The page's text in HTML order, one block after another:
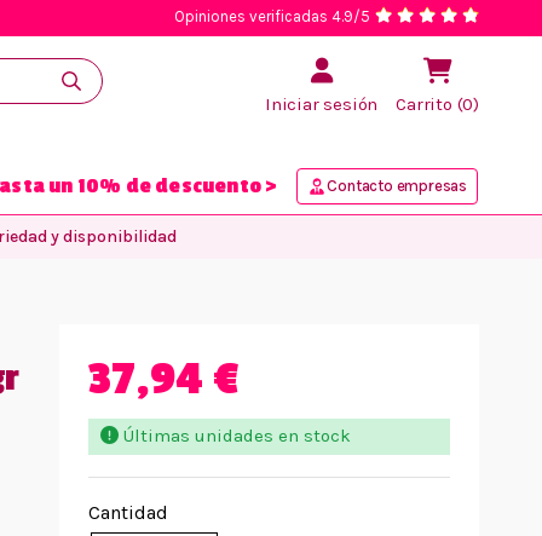
Opiniones verificadas 4.9/5
Iniciar sesión Carrito (0)
un 10% de descuento > Contacto empresas
y disponibilidad
37,94 €
Últimas unidades en stock
Cantidad